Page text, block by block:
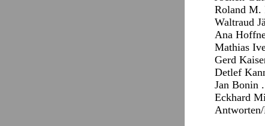
Roland M.
Waltraud
Ana
Mathias
Gerd
Detlef
Jan Bonin
Eckhard